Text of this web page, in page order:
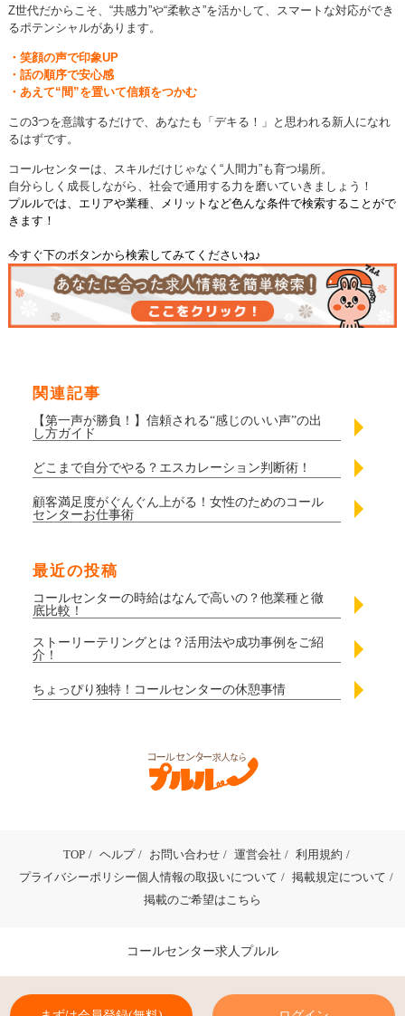
Z世代だからこそ、“共感力”や“柔軟さ”を活かして、
スマートな対応ができ
るポテンシャルがあります。
・笑顔の声で印象UP
・話の順序で安心感
・あえて“間”を置いて信頼をつかむ
この3つを意識するだけで、 あなたも「デキる！」と思われる新人になれ
るはずです。
コールセンターは、スキルだけじゃなく“人間力”も育つ場所。
自分らしく成長しながら、社会で通用する力を磨いていきましょう！
プルルでは、エリアや業種、メリットなど色んな条件で検索することがで
きます！
今すぐ下のボタンから検索してみてくださいね♪
関連記事
【第一声が勝負！】信頼される“感じのいい声”の出
し方ガイド
どこまで自分でやる？エスカレーション判断術！
顧客満足度がぐんぐん上がる！女性のためのコール
センターお仕事術
最近の投稿
コールセンターの時給はなんで高いの？他業種と徹
底比較！
ストーリーテリングとは？活用法や成功事例をご紹
介！
ちょっぴり独特！コールセンターの休憩事情
TOP ヘルプ お問い合わせ 運営会社
利用規約
プライバシーポリシー個人情報の取扱いについて
掲載規定について
掲載のご希望はこちら
コールセンター求人プルル